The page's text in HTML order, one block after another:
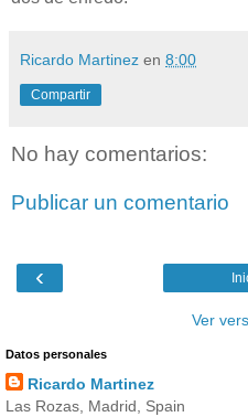
Ricardo Martinez en 8:00
Compartir
No hay comentarios:
Publicar un comentario
‹
Ver
Datos personales
Ricardo Martinez
Las Rozas, Madrid, Spain